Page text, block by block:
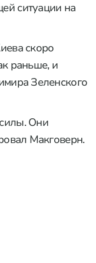
ситуации на
скоро
раньше, и
Зеленского
Они
Макговерн.